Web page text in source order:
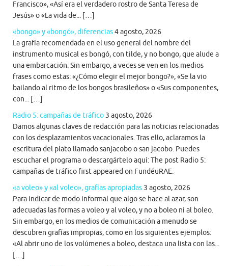
Francisco», «Así era el verdadero rostro de Santa Teresa de
Jesús» o «La vida de... […]
«bongo» y «bongó», diferencias4 agosto, 2026
La grafía recomendada en el uso general del nombre del
instrumento musical es bongó, con tilde, y no bongo, que alude a
una embarcación. Sin embargo, a veces se ven en los medios
frases como estas: «¿Cómo elegir el mejor bongo?», «Se la vio
bailando al ritmo de los bongos brasileños» o «Sus componentes,
con... […]
Radio 5: campañas de tráfico 3 agosto, 2026
Damos algunas claves de redacción para las noticias relacionadas
con los desplazamientos vacacionales. Tras ello, aclaramos la
escritura del plato llamado sanjacobo o san jacobo. Puedes
escuchar el programa o descargártelo aquí: The post Radio 5:
campañas de tráfico first appeared on FundéuRAE.
«a voleo» y «al voleo», grafías apropiadas 3 agosto, 2026
Para indicar de modo informal que algo se hace al azar, son
adecuadas las formas a voleo y al voleo, y no a boleo ni al boleo.
Sin embargo, en los medios de comunicación a menudo se
descubren grafías impropias, como en los siguientes ejemplos:
«Al abrir uno de los volúmenes a boleo, destaca una lista con las...
[…]